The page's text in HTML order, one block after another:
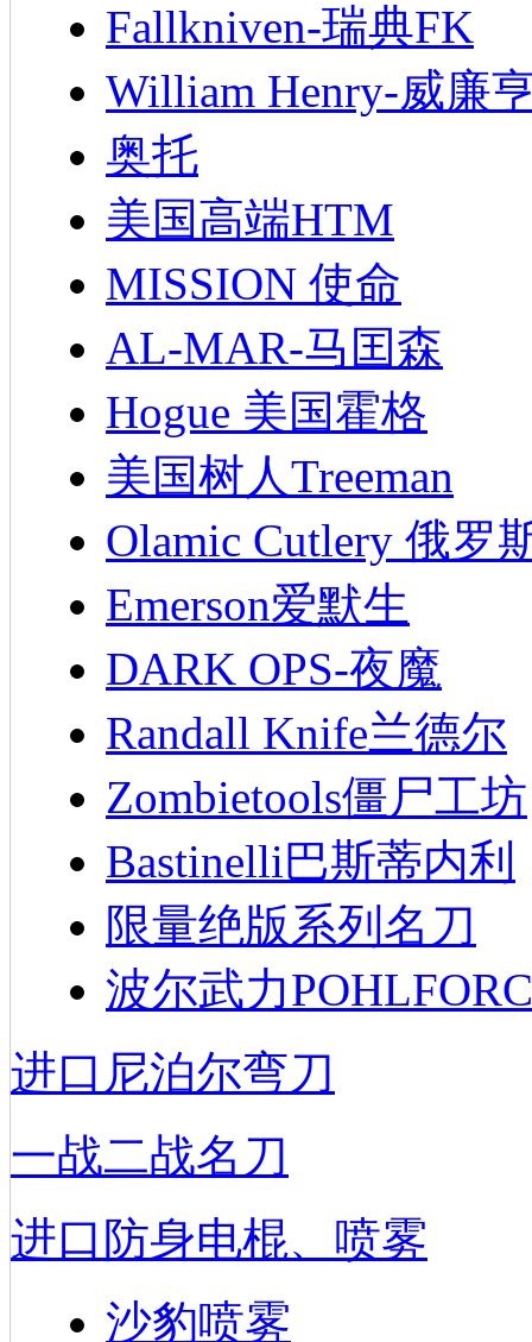
Fallkniven-瑞典FK
William Henry-威廉
奥托
美国高端HTM
MISSION 使命
AL-MAR-马囯森
Hogue 美国霍格
美国树人Treeman
Olamic Cutlery 俄罗
Emerson爱默生
DARK OPS-夜魔
Randall Knife兰德尔
Zombietools僵尸工坊
Bastinelli巴斯蒂内利
限量绝版系列名刀
波尔武力
进口尼泊尔弯刀
一战二战名刀
进口防身电棍、喷雾
沙豹喷雾